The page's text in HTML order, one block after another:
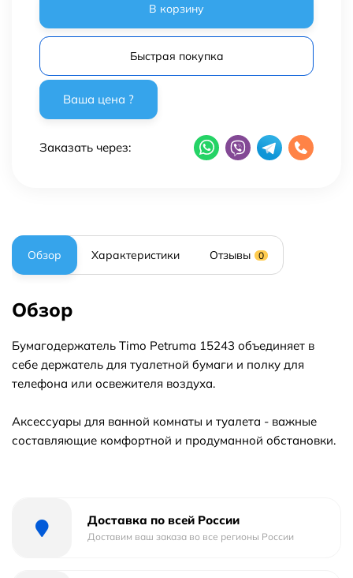
В корзину
Быстрая покупка
Заказать через:
Обзор Характеристики Отзывы 0
Обзор
Бумагодержатель Timo Petruma 15243 объединяет в
себе держатель для туалетной бумаги и полку для
телефона или освежителя воздуха.
Аксессуары для ванной комнаты и туалета - важные
составляющие комфортной и продуманной обстановки.
Доставка по всей России
Доставим ваш заказа во все регионы России